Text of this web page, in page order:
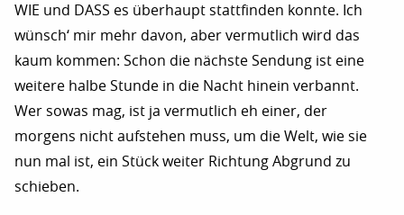
WIE und DASS es überhaupt stattfinden konnte. Ich
wünsch‘ mir mehr davon, aber vermutlich wird das
kaum kommen: Schon die nächste Sendung ist eine
weitere halbe Stunde in die Nacht hinein verbannt.
Wer sowas mag, ist ja vermutlich eh einer, der
morgens nicht aufstehen muss, um die Welt, wie sie
nun mal ist, ein Stück weiter Richtung Abgrund zu
schieben.